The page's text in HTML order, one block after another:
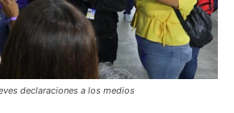
declaraciones a los medios